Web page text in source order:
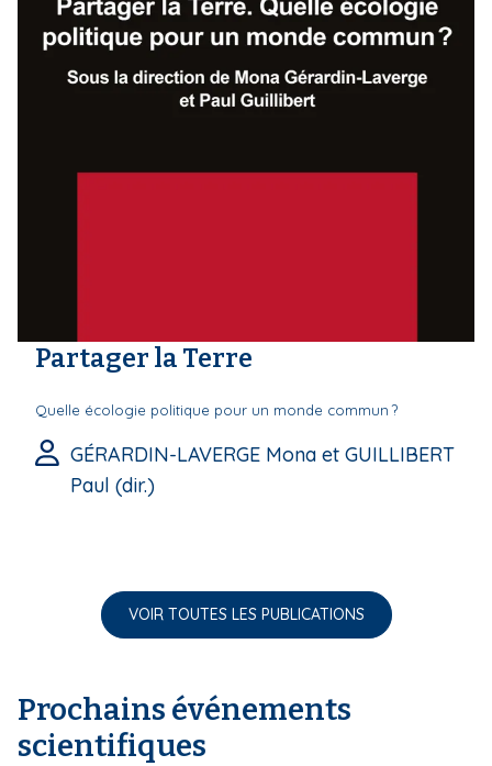
Partager la Terre
Quelle écologie politique pour un monde commun ?
GÉRARDIN-LAVERGE Mona et GUILLIBERT
Paul (dir.)
VOIR TOUTES LES PUBLICATIONS
Prochains événements
scientifiques